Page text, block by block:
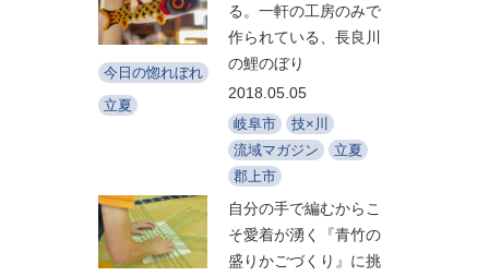
今日の惚れぼれ
立夏
る。一軒の工房のみで
作られている、長良川
の鯉のぼり
2018.05.05
岐阜市
技×川
流域マガジン
立夏
郡上市
自分の手で編むからこ
そ愛着が湧く『青竹の
盛りかごづくり』に挑